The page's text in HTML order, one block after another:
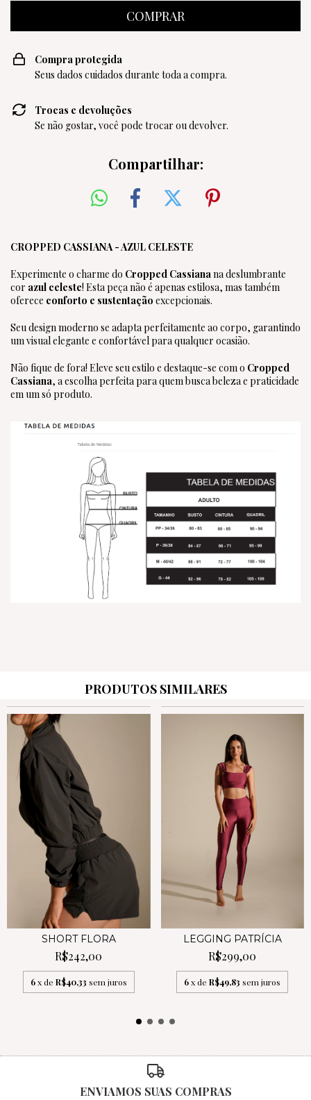
Compra protegida
Seus dados cuidados durante toda a compra.
Trocas e devoluções
Se não gostar, você pode trocar ou devolver.
Compartilhar:
CROPPED CASSIANA - AZUL CELESTE
Experimente o charme do Cropped Cassiana na deslumbrante
cor azul celeste! Esta peça não é apenas estilosa, mas também
oferece conforto e sustentação excepcionais.
Seu design moderno se adapta perfeitamente ao corpo, garantindo
um visual elegante e confortável para qualquer ocasião.
Não fique de fora! Eleve seu estilo e destaque-se com o Cropped
Cassiana, a escolha perfeita para quem busca beleza e praticidade
em um só produto.
PRODUTOS SIMILARES
SHORT FLORA
R$242,00
6 x de R$40,33 sem juros
LEGGING PATRÍCIA
R$299,00
6 x deR$49,83 sem juros
ENVIAMOS SUAS COMPRAS